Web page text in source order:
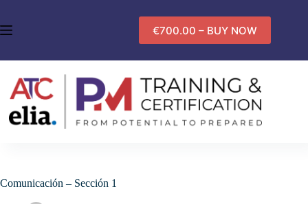
contenido
€700.00 – BUY NOW
Comunicación – Sección 1